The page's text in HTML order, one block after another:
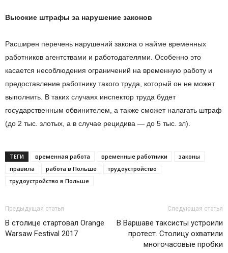
Высокие штрафы за нарушение законов
Расширен перечень нарушений закона о найме временных
работников агентствами и работодателями. Особенно это
касается несоблюдения ограничений на временную работу и
предоставление работнику такого труда, который он не может
выполнить. В таких случаях инспектор труда будет
государственным обвинителем, а также сможет налагать штраф
(до 2 тыс. злотых, а в случае рецидива — до 5 тыс. зл).
ТЕГИ временная работа временные работники
законы
правила
работа в Польше
трудоустройство
трудоустройство в Польше
Предыдущая статья
В столице стартовал Orange
Warsaw Festival 2017
Следующая статья
В Варшаве таксисты устроили
протест. Столицу охватили
многочасовые пробки